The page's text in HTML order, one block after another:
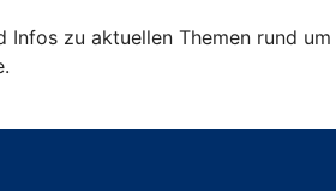
Infos zu aktuellen Themen rund um